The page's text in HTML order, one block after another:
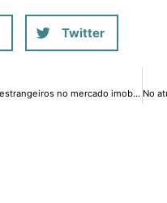
Twitter
Houve uma maior procura de investidores estrangeiros no mercado imobiliário no início do ano? Como podemos avaliar esse movimento, ele é positivo para o mercado como um todo? ‪#‎RicardoResponde